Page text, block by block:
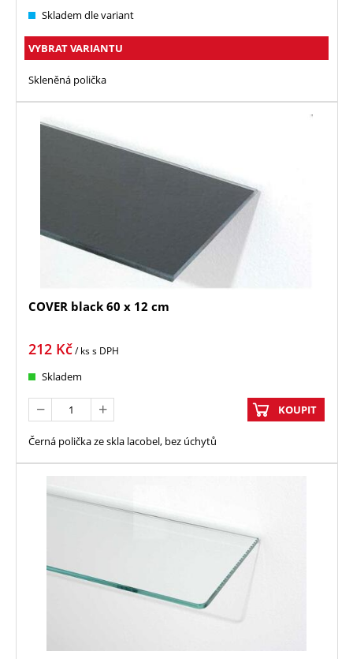
Skladem dle variant
VYBRAT VARIANTU
Skleněná polička
COVER black 60 x 12 cm
212 Kč/ kss DPH
Skladem
KOUPIT
Černá polička ze skla lacobel, bez úchytů